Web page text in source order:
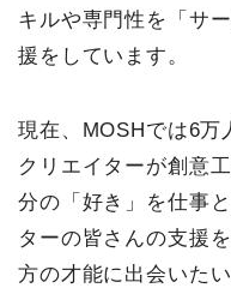
キルや専門性を「サ
援をしています。
現在、MOSHでは6万
クリエイターが創意
分の「好き」を仕事
ターの皆さんの支援
方の才能に出会いた